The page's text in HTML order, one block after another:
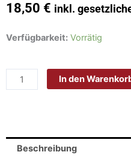
18,50 € inkl.
Verfügbarkeit: Vorrätig
Schild
-
Spruch
In den
Beschreibung